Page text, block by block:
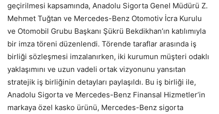
geçirilmesi kapsamında, Anadolu Sigorta Genel Müdürü Z.
Mehmet Tuğtan ve Mercedes-Benz Otomotiv İcra Kurulu
ve Otomobil Grubu Başkanı Şükrü Bekdikhan’ın katılımıyla
bir imza töreni düzenlendi. Törende taraflar arasında iş
birliği sözleşmesi imzalanırken, iki kurumun müşteri odaklı
yaklaşımını ve uzun vadeli ortak vizyonunu yansıtan
stratejik iş birliğinin detayları paylaşıldı. Bu iş birliği ile,
Anadolu Sigorta ve Mercedes-Benz Finansal Hizmetler’in
markaya özel kasko ürünü, Mercedes-Benz sigorta